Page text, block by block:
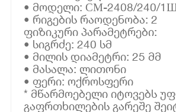
• მოდელი: СМ-2408/240/
• რიგების რაოდენობა: 2
ფიზიკური პარამეტრები:
• სიგრძე: 240 სმ
• მილის დიამეტრი: 25 მმ
• მასალა: ლითონი
• ფერი: ოქროსფერი
* მწარმოებელი იტოვებს
გაფრთხილების გარეშე